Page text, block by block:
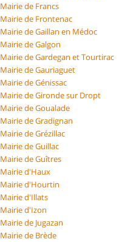
Mairie de Francs
Mairie de Frontenac
Mairie de Gaillan en Médoc
Mairie de Galgon
Mairie de Gardegan et Tourtirac
Mairie de Gauriaguet
Mairie de Génissac
Mairie de Gironde sur Dropt
Mairie de Goualade
Mairie de Gradignan
Mairie de Grézillac
Mairie de Guillac
Mairie de Guîtres
Mairie d'Haux
Mairie d'Hourtin
Mairie d'Illats
Mairie d'Izon
Mairie de Jugazan
Mairie de Brède